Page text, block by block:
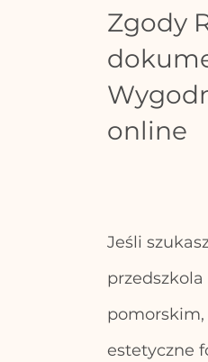
Zgody
online
Jeśli
przedszkola
estetyczne